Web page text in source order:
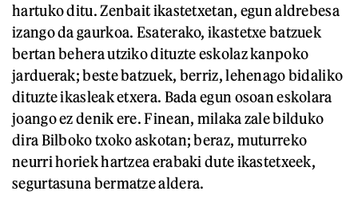
hartuko ditu. Zenbait ikastetxetan, egun aldrebesa
izango da gaurkoa. Esaterako, ikastetxe batzuek
bertan behera utziko dituzte eskolaz kanpoko
jarduerak; beste batzuek, berriz, lehenago bidaliko
dituzte ikasleak etxera. Bada egun osoan eskolara
joango ez denik ere. Finean, milaka zale bilduko
dira Bilboko txoko askotan; beraz, muturreko
neurri horiek hartzea erabaki dute ikastetxeek,
segurtasuna bermatze aldera.